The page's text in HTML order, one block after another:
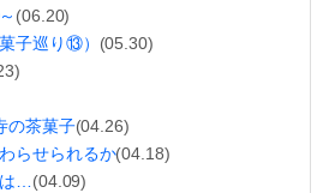
(06.20)
子巡り⑬） (05.30)
の茶菓子(04.26)
らせられるか(04.18)
は…(04.09)